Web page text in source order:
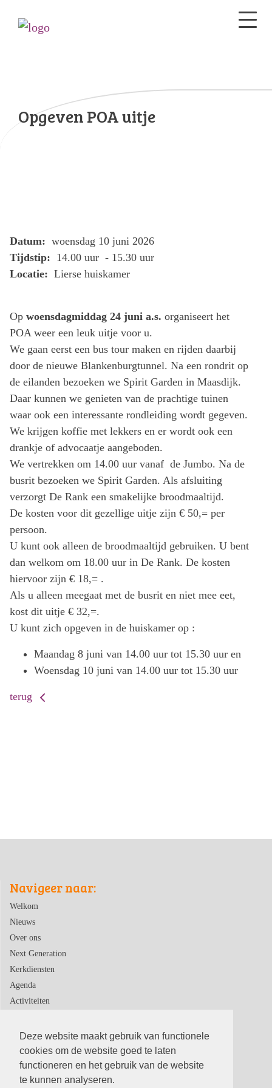
Deze website maakt gebruik van functionele
cookies om de website goed te laten
functioneren en het gebruik van de website
te kunnen analyseren.
Opgeven POA uitje
Datum: woensdag 10 juni 2026
Tijdstip: 14.00 uur - 15.30 uur
Locatie: Lierse huiskamer
Op woensdagmiddag 24 juni a.s. organiseert het
POA weer een leuk uitje voor u.
We gaan eerst een bus tour maken en rijden daarbij
door de nieuwe Blankenburgtunnel. Na een rondrit op
de eilanden bezoeken we Spirit Garden in Maasdijk.
Daar kunnen we genieten van de prachtige tuinen
waar ook een interessante rondleiding wordt gegeven.
We krijgen koffie met lekkers en er wordt ook een
drankje of advocaatje aangeboden.
We vertrekken om 14.00 uur vanaf de Jumbo. Na de
busrit bezoeken we Spirit Garden. Als afsluiting
verzorgt De Rank een smakelijke broodmaaltijd.
De kosten voor dit gezellige uitje zijn € 50,= per
persoon.
U kunt ook alleen de broodmaaltijd gebruiken. U bent
dan welkom om 18.00 uur in De Rank. De kosten
hiervoor zijn € 18,= .
Als u alleen meegaat met de busrit en niet mee eet,
kost dit uitje € 32,=.
U kunt zich opgeven in de huiskamer op :
Maandag 8 juni van 14.00 uur tot 15.30 uur en
Woensdag 10 juni van 14.00 uur tot 15.30 uur
terug
Navigeer naar:
Welkom
Nieuws
Over ons
Next Generation
Kerkdiensten
Agenda
Activiteiten